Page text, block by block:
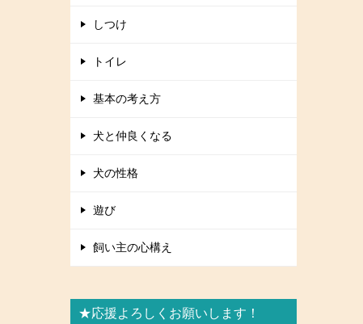
しつけ
トイレ
基本の考え方
犬と仲良くなる
犬の性格
遊び
飼い主の心構え
★応援よろしくお願いします！